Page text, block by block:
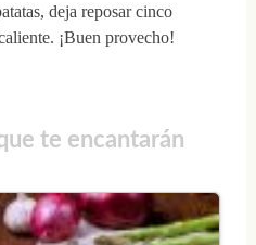
deja reposar cinco
¡Buen provecho!
te encantarán